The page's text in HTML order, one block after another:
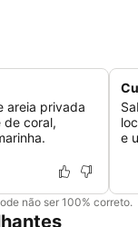
areia privada
de coral,
e
não ser 100% correto.